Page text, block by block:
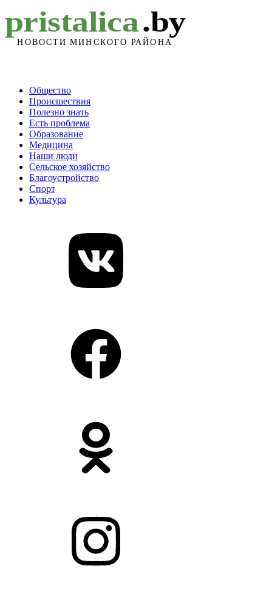
Общество
Происшествия
Полезно знать
Есть проблема
Образование
Медицина
Наши люди
Сельское хозяйство
Благоустройство
Спорт
Культура